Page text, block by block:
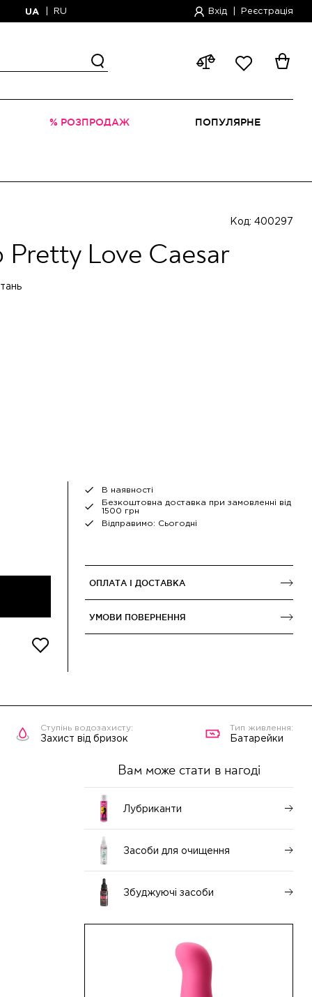
UA RU Вхід Реєстрація
% РОЗПРОДАЖ ПОПУЛЯРНЕ
Код: 400297
Pretty Love Caesar
В наявності
Безкоштовна доставка при замовленні від
1500 грн
Відправимо: Сьогодні
ОПЛАТА І ДОСТАВКА
УМОВИ ПОВЕРНЕННЯ
Захист від бризок Батарейки
Вам може стати в нагоді
Лубриканти
Засоби для очищення
Збуджуючі засоби